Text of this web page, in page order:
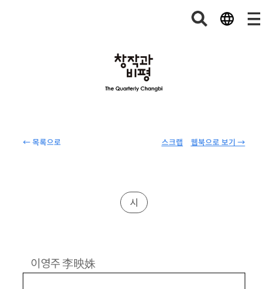
← 목록으로 웹북으로 보기 →
스크랩
시
이영주李映姝